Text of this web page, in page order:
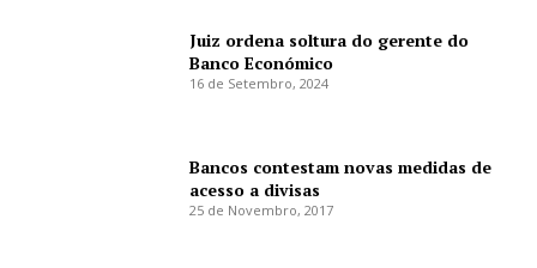
Juiz ordena soltura do gerente do
Banco Económico
16 de Setembro, 2024
Bancos contestam novas medidas de
acesso a divisas
25 de Novembro, 2017